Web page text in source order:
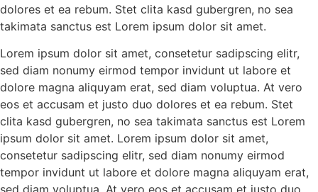
dolores et ea rebum. Stet clita kasd gubergren, no sea
takimata sanctus est Lorem ipsum dolor sit amet.
Lorem ipsum dolor sit amet, consetetur sadipscing elitr,
sed diam nonumy eirmod tempor invidunt ut labore et
dolore magna aliquyam erat, sed diam voluptua. At vero
eos et accusam et justo duo dolores et ea rebum. Stet
clita kasd gubergren, no sea takimata sanctus est Lorem
ipsum dolor sit amet. Lorem ipsum dolor sit amet,
consetetur sadipscing elitr, sed diam nonumy eirmod
tempor invidunt ut labore et dolore magna aliquyam erat,
sed diam voluptua. At vero eos et accusam et justo duo